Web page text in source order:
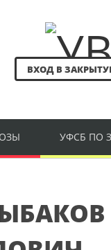
ВХОД В
УФСБ ПО